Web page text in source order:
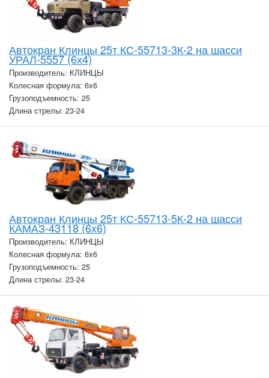
Автокран Клинцы 25т КС-55713-3К-2 на шасси
УРАЛ-5557 (6х4)
Производитель: КЛИНЦЫ
Колесная формула: 6х6
Грузоподъемность: 25
Длина стрелы: 23-24
Автокран Клинцы 25т КС-55713-5К-2 на шасси
КАМАЗ-43118 (6х6)
Производитель: КЛИНЦЫ
Колесная формула: 6х6
Грузоподъемность: 25
Длина стрелы: 23-24